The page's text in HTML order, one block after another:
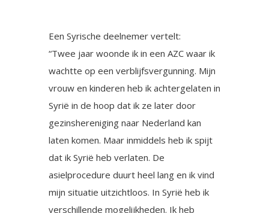
Een Syrische deelnemer vertelt:
“Twee jaar woonde ik in een AZC waar ik
wachtte op een verblijfsvergunning. Mijn
vrouw en kinderen heb ik achtergelaten in
Syrië in de hoop dat ik ze later door
gezinshereniging naar Nederland kan
laten komen. Maar inmiddels heb ik spijt
dat ik Syrië heb verlaten. De
asielprocedure duurt heel lang en ik vind
mijn situatie uitzichtloos. In Syrië heb ik
verschillende mogelijkheden. Ik heb